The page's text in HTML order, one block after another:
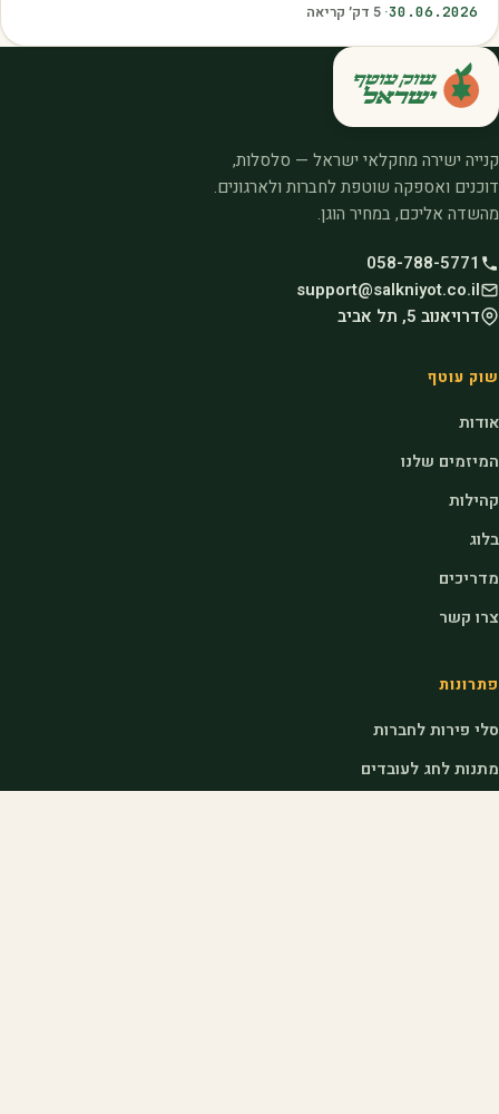
30.06.2026
·
5 דק׳ קריאה
קנייה ישירה מחקלאי ישראל — סלסלות,
דוכנים ואספקה שוטפת לחברות ולארגונים.
מהשדה אליכם, במחיר הוגן.
058-788-5771
support@salkniyot.co.il
דרויאנוב 5, תל אביב
שוק עוטף
אודות
המיזמים שלנו
קהילות
בלוג
מדריכים
צרו קשר
פתרונות
סלי פירות לחברות
מתנות לחג לעובדים